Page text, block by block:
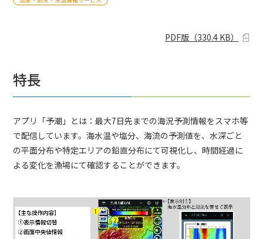
PDF版（330.4 KB）
特長
アプリ「予潮」とは：最大7日先までの海況予測情報をスマホ等
で配信しています。海水温や塩分、海流の予測値を、水深ごと
の平面分布や特定エリアの鉛直分布にて可視化し、時間経過に
よる変化を漁場にて確認することができます。